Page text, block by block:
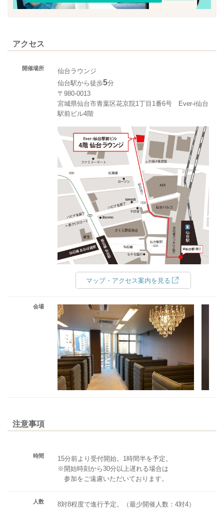
アクセス
開催場所
仙台ラウンジ
仙台駅から徒歩5分
〒980-0013
宮城県仙台市青葉区花京院1丁目1番6号 Ever-i仙台
駅前ビル4階
マップ・アクセス案内を見る
会場
注意事項
時間
15分前より受付開始。1時間半を予定。
※開始時刻から30分以上遅れる場合は
参加をご遠慮いただいております。
人数
8対8程度で進行予定。（最少開催人数：4対4）